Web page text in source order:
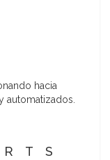
hacia
automatizados.